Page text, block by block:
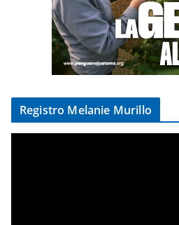
Registro Melanie Murillo